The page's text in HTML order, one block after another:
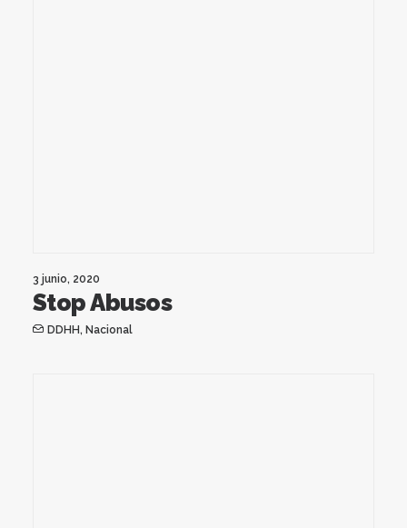
3 junio, 2020
Stop Abusos
DDHH, Nacional